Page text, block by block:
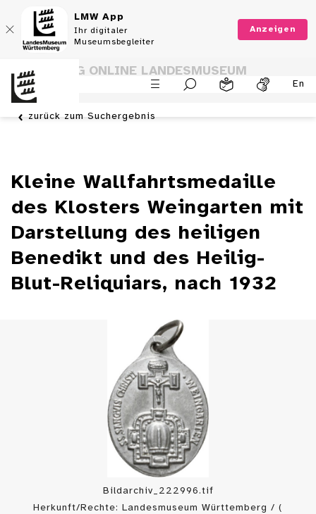
LMW App
Ihr digitaler
Museumsbegleiter
Anzeigen
En
SAMMLUNG ONLINE LANDESMUSEUM
WÜRTTEMBERG
zurück zum Suchergebnis
Kleine Wallfahrtsmedaille
des Klosters Weingarten mit
Darstellung des heiligen
Benedikt und des Heilig-
Blut-Reliquiars, nach 1932
Bildarchiv_222996.tif
Herkunft/Rechte: Landesmuseum Württemberg / (